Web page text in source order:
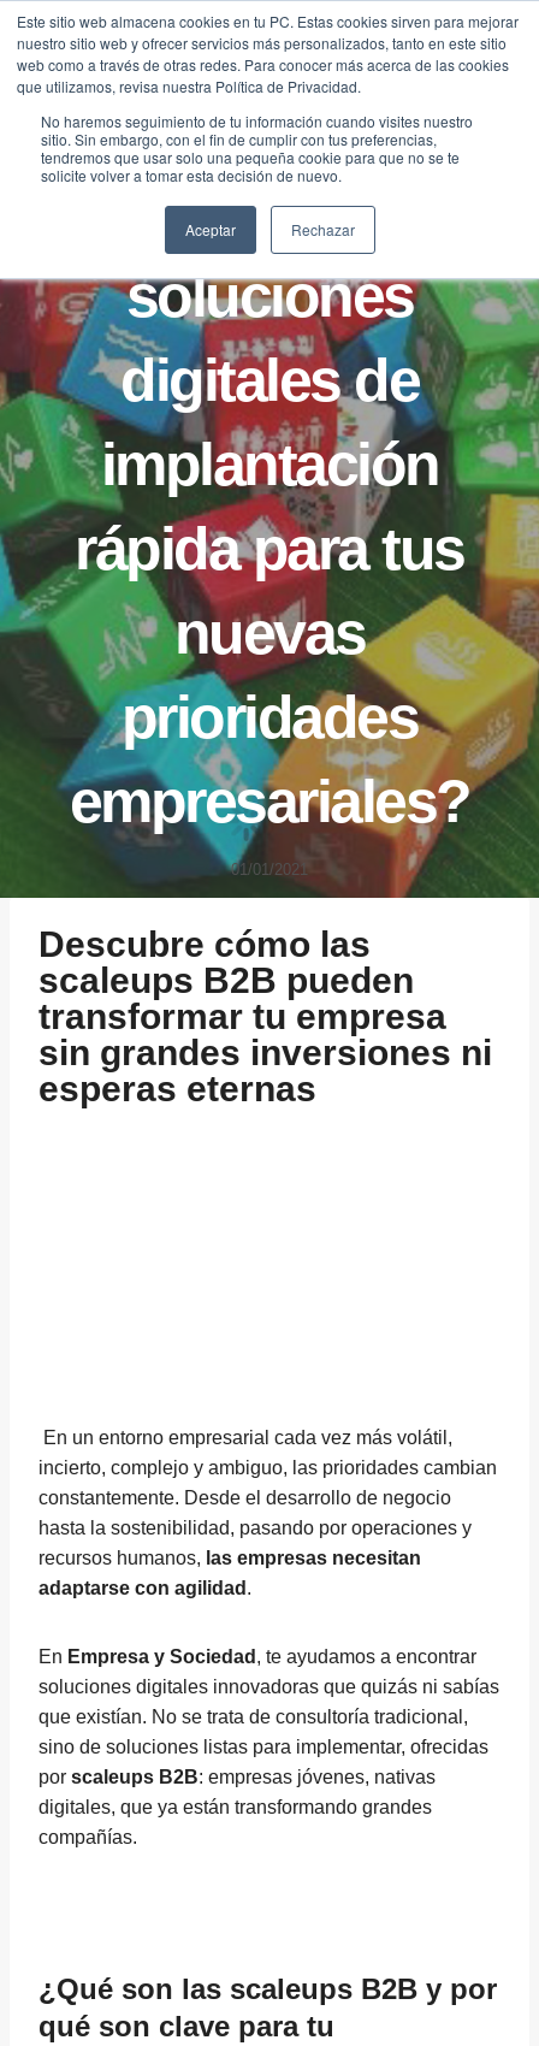
Este sitio web almacena cookies en tu PC. Estas cookies sirven para mejorar
nuestro sitio web y ofrecer servicios más personalizados, tanto en este sitio
web como a través de otras redes. Para conocer más acerca de las cookies
que utilizamos, revisa nuestra Política de Privacidad.
No haremos seguimiento de tu información cuando visites nuestro
sitio. Sin embargo, con el fin de cumplir con tus preferencias,
tendremos que usar solo una pequeña cookie para que no se te
solicite volver a tomar esta decisión de nuevo.
Aceptar Rechazar
Saltar
contenido
B2B BLOG NOTICIAS
¿Buscas
soluciones
digitales de
implantación
rápida para tus
nuevas
prioridades
empresariales?
01/01/2021
Descubre cómo las
scaleups B2B pueden
transformar tu empresa
sin grandes inversiones ni
esperas eternas
En un entorno empresarial cada vez más volátil,
incierto, complejo y ambiguo, las prioridades cambian
constantemente. Desde el desarrollo de negocio
hasta la sostenibilidad, pasando por operaciones y
recursos humanos, las empresas necesitan
adaptarse con agilidad .
En Empresa y Sociedad , te ayudamos a encontrar
soluciones digitales innovadoras que quizás ni sabías
que existían. No se trata de consultoría tradicional,
sino de soluciones listas para implementar, ofrecidas
por scaleups B2B: empresas jóvenes, nativas
digitales, que ya están transformando grandes
compañías.
¿Qué son las scaleups B2B y por
qué son clave para tu
Traducir »